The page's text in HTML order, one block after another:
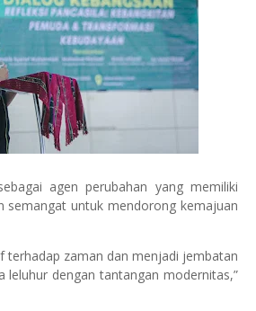
agen perubahan yang memiliki
semangat untuk mendorong kemajuan
terhadap zaman dan menjadi jembatan
leluhur dengan tantangan modernitas,”